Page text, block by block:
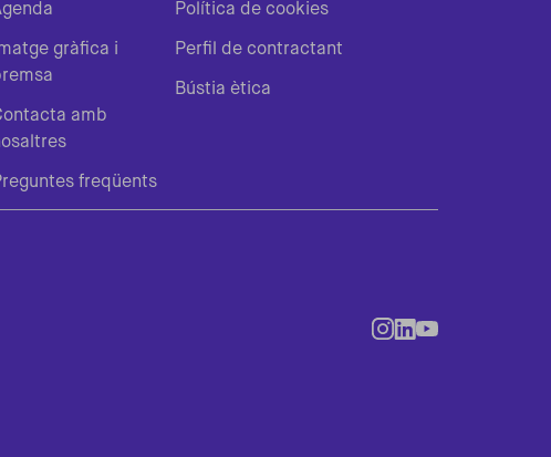
gràfica i
amb
freqüents
Política de cookies
Perfil de contractant
Bústia ètica